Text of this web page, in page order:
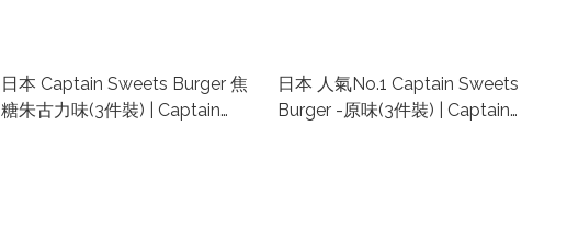
日本 Captain Sweets Burger 焦
糖朱古力味(3件裝) | Captain
日本 人氣No.1 Captain Sweets
Burger -原味(3件裝) | Captain